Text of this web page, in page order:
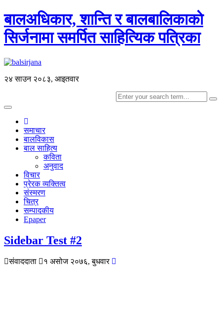
बालअधिकार, शान्ति र बालबालिकाकाे
सिर्जनामा समर्पित साहित्यिक पत्रिका
२४ साउन २०८३, आइतवार
Toggle
navigation
समाचार
बालविकास
बाल साहित्य
कविता
अनुवाद
विचार
प्रेरक व्यक्तित्व
संस्मरण
चित्र
सम्पादकीय
Epaper
Sidebar Test #2
संवाददाता १ असोज २०७६, बुधवार